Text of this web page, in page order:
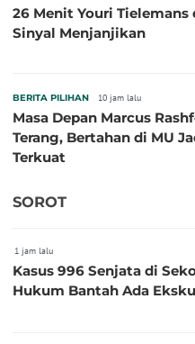
26 Menit Youri Tielemans
Sinyal Menjanjikan
BERITA PILIHAN 10 jam lalu
Masa Depan Marcus
Terang, Bertahan di MU
Terkuat
SOROT
1 jam lalu
Kasus 996 Senjata di
Hukum Bantah Ada